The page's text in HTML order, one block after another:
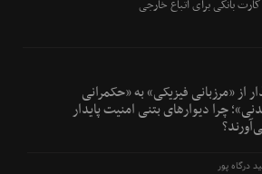
بانکی برای اتباع خارجی
از «مرزبانی فیزیکی» به «حکمرانی
چرا دیوارهای بتنی امنیت پایدار
درگاه پور